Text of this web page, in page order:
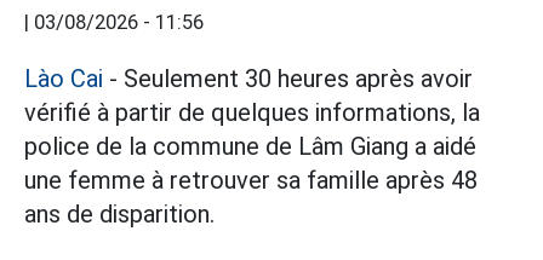
| 03/08/2026 - 11:56
Lào Cai - Seulement 30 heures après avoir
vérifié à partir de quelques informations, la
police de la commune de Lâm Giang a aidé
une femme à retrouver sa famille après 48
ans de disparition.